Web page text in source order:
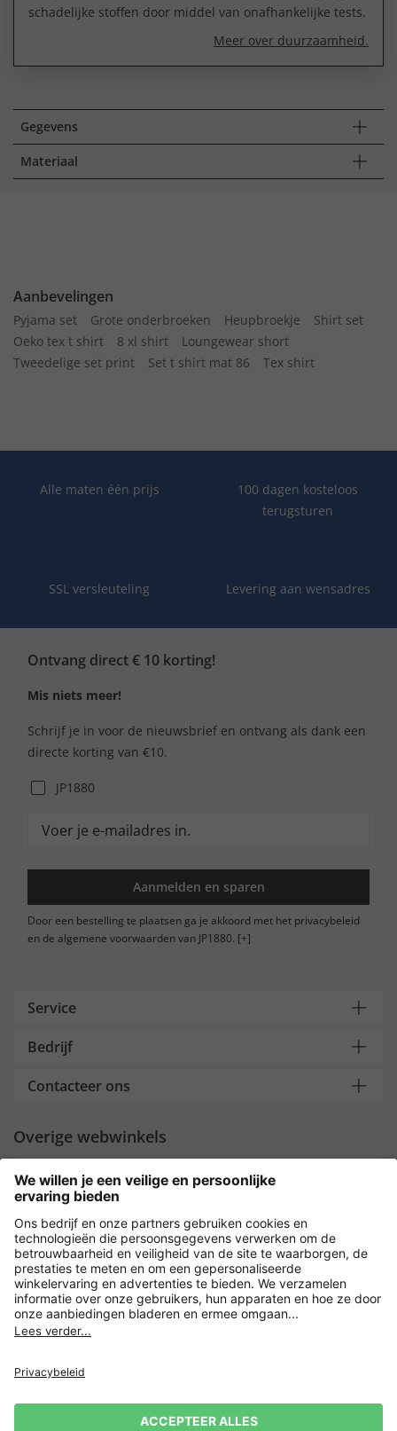
schadelijke stoffen door middel van onafhankelijke tests.
Meer over duurzaamheid.
Gegevens
Materiaal
Aanbevelingen
Pyjama set Grote onderbroeken Heupbroekje
Shirt set
Oeko tex t shirt
8 xl shirt
Loungewear short
Tweedelige set print
Set t shirt mat 86 Tex shirt
Alle maten één prijs
100 dagen kosteloos
terugsturen
SSL versleuteling Levering aan wensadres
Ontvang direct € 10 korting!
Mis niets meer!
Schrijf je in voor de nieuwsbrief en ontvang als dank een
directe korting van €10.
JP1880
Aanmelden en sparen
Door een bestelling te plaatsen ga je akkoord met het privacybeleid
en de algemene voorwaarden van JP1880. [+]
Service
Bedrijf
Contacteer ons
Overige webwinkels
Nederland
Payment and Delivery
Versleuteling met
Verkoopvoorwaarden
Leveringsvoorwaarden